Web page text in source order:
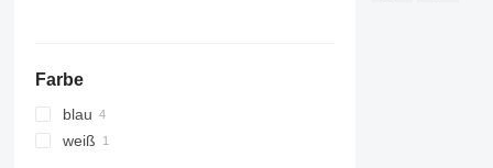
Farbe
blau
weiß